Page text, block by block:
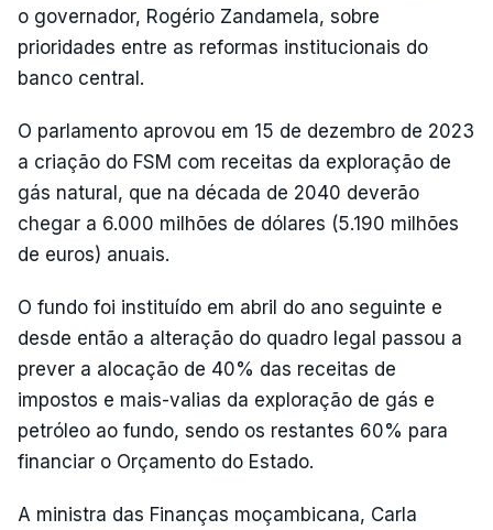
o governador, Rogério Zandamela, sobre
prioridades entre as reformas institucionais do
banco central.
O parlamento aprovou em 15 de dezembro de 2023
a criação do FSM com receitas da exploração de
gás natural, que na década de 2040 deverão
chegar a 6.000 milhões de dólares (5.190 milhões
de euros) anuais.
O fundo foi instituído em abril do ano seguinte e
desde então a alteração do quadro legal passou a
prever a alocação de 40% das receitas de
impostos e mais-valias da exploração de gás e
petróleo ao fundo, sendo os restantes 60% para
financiar o Orçamento do Estado.
A ministra das Finanças moçambicana, Carla